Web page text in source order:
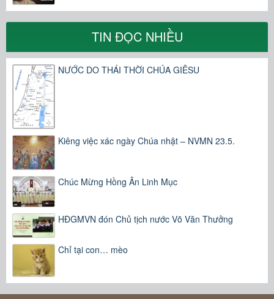
TIN ĐỌC NHIỀU
NƯỚC DO THÁI THỜI CHÚA GIÊSU
Kiêng việc xác ngày Chúa nhật – NVMN 23.5.
Chúc Mừng Hồng Ân Linh Mục
HĐGMVN đón Chủ tịch nước Võ Văn Thưởng
Chỉ tại con… mèo